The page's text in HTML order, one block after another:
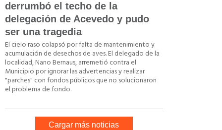
derrumbó el techo de la
delegación de Acevedo y pudo
ser una tragedia
El cielo raso colapsó por falta de mantenimiento y
acumulación de desechos de aves. El delegado de la
localidad, Nano Bernaus, arremetió contra el
Municipio por ignorar las advertencias y realizar
"parches" con fondos públicos que no solucionaron
el problema de fondo.
Cargar más noticias